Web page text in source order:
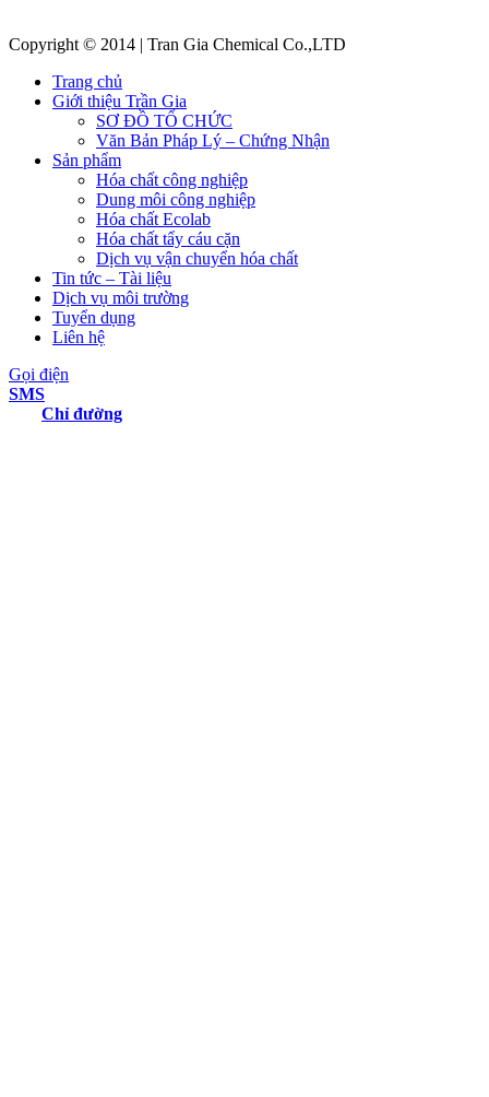
Copyright © 2014 | Tran Gia Chemical Co.,LTD
Trang chủ
Giới thiệu Trần Gia
SƠ ĐỒ TỔ CHỨC
Văn Bản Pháp Lý – Chứng Nhận
Sản phẩm
Hóa chất công nghiệp
Dung môi công nghiệp
Hóa chất Ecolab
Hóa chất tẩy cáu cặn
Dịch vụ vận chuyển hóa chất
Tin tức – Tài liệu
Dịch vụ môi trường
Tuyển dụng
Liên hệ
Gọi điện
SMS
Chỉ đường